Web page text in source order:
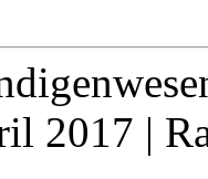
2017 |